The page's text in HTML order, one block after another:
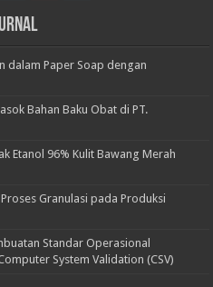
dalam Paper Soap dengan
Bahan Baku Obat di PT.
Etanol 96% Kulit Bawang Merah
Granulasi pada Produksi
Standar Operasional
System Validation (CSV)